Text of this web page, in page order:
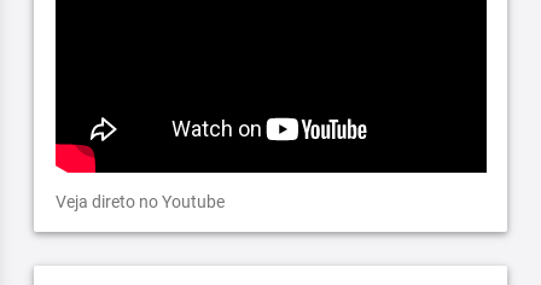
Veja direto no Youtube